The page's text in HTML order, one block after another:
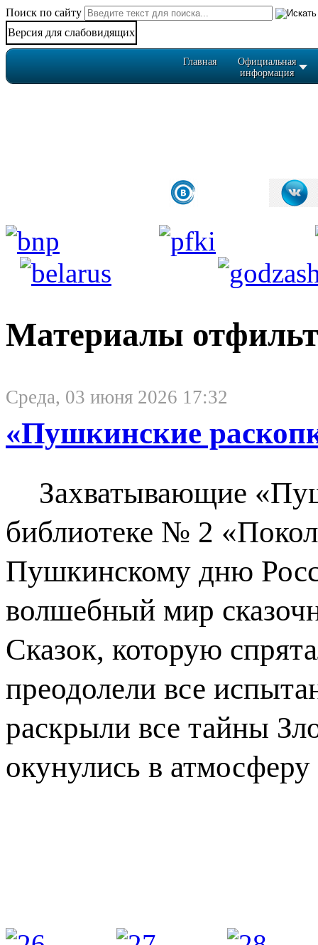
Поиск по сайту
Версия для слабовидящих
Главная
Официальная
информация
Материалы
Среда, 03 июня 2026 17:32
«Пушкинские
Захватывающие
библиотеке № 2
Пушкинскому дню
волшебный мир
Сказок, которую
преодолели все
раскрыли все тайны
окунулись в